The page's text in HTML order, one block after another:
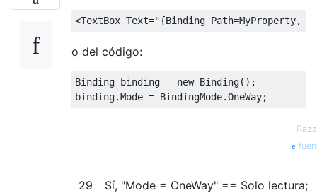
<TextBox Text="{Binding Path=MyProperty,
o del código:
Binding binding = new Binding();
binding.Mode = BindingMode.OneWay;
—
29
Sí, "Mode = OneWay" == Solo lectura;